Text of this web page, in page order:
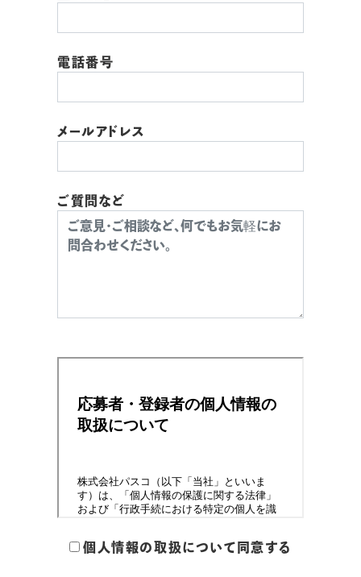
電話番号
メールアドレス
ご質問など
個人情報の取扱について同意する